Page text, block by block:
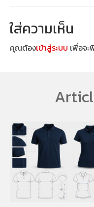
ใส่ความเห็น
คุณต้องเข้าสู่ระบบ เพื่อจ